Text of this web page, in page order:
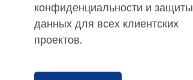
конфиденциальности и защиты
данных для всех клиентских
проектов.